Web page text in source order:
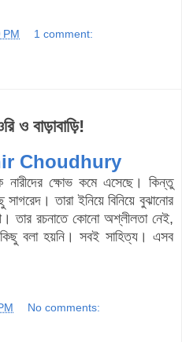
PM 1 comment:
ও বাড়াবাড়ি!
Choudhury
নারীদের ক্ষোভ কমে এসেছে। কিন্তু
তারা ইনিয়ে বিনিয়ে বুঝানোর
তার রচনাতে কোনো অশ্লীলতা নেই,
কিছু বলা হয়নি। সবই সাহিত্য। এসব
No comments: